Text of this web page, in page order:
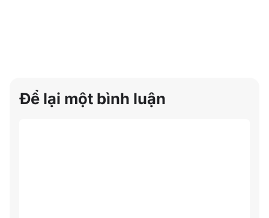
Để lại một bình luận